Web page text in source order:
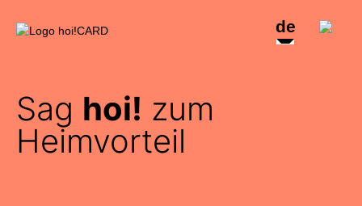
de
Sag hoi! zum
Heimvorteil